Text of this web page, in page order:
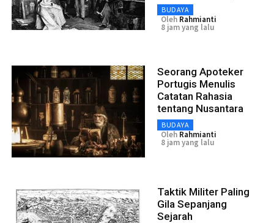
BUDAYA
Oleh Rahmianti
8 jam yang lalu
Seorang Apoteker
Portugis Menulis
Catatan Rahasia
tentang Nusantara
BUDAYA
Oleh Rahmianti
8 jam yang lalu
Taktik Militer Paling
Gila Sepanjang
Sejarah